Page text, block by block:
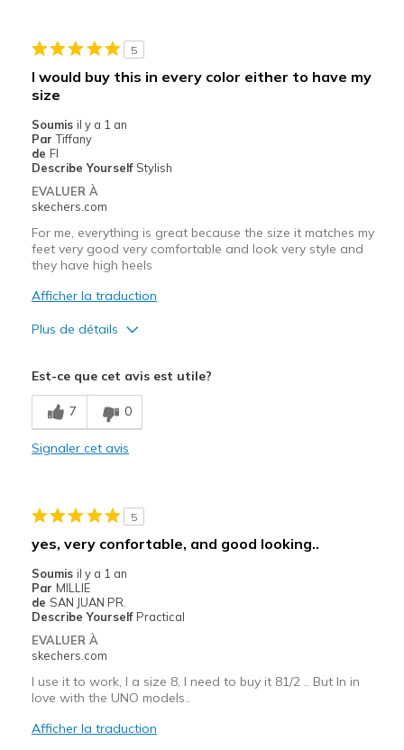
Sizing
Feels half size too big
5
I would buy this in every color either to have my
size
Soumis il y a 1 an
Par Tiffany
de Fl
Describe Yourself Stylish
EVALUER À
skechers.com
For me, everything is great because the size it matches my
feet very good very comfortable and look very style and
they have high heels
Afficher la traduction
Plus de détails
Comfortable
Stylish
Casual Wear
Going Out
Width
Sizing
Feels true to size
Est-ce que cet avis est utile?
7 0
Signaler cet avis
5
yes, very confortable, and good looking..
Soumis il y a 1 an
Par MILLIE
de SAN JUAN PR.
Describe Yourself Practical
EVALUER À
skechers.com
I use it to work, I a size 8, I need to buy it 81/2 .. But In in
love with the UNO models..
Afficher la traduction